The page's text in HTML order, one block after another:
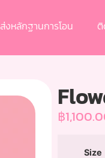
ส่งหลักฐานการโอน
฿
Size